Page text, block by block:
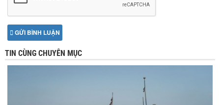
GỬI BÌNH LUẬN
TIN CÙNG CHUYÊN MỤC